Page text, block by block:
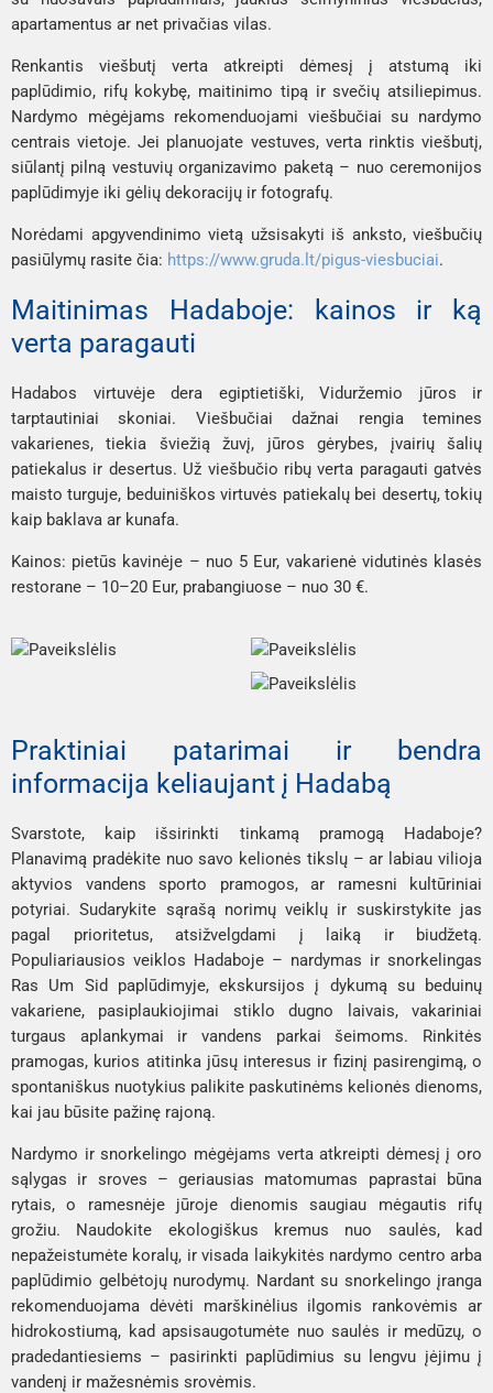
apartamentus ar net privačias vilas.
Renkantis viešbutį verta atkreipti dėmesį į atstumą iki
paplūdimio, rifų kokybę, maitinimo tipą ir svečių atsiliepimus.
Nardymo mėgėjams rekomenduojami viešbučiai su nardymo
centrais vietoje. Jei planuojate vestuves, verta rinktis viešbutį,
siūlantį pilną vestuvių organizavimo paketą – nuo ceremonijos
paplūdimyje iki gėlių dekoracijų ir fotografų.
Norėdami apgyvendinimo vietą užsisakyti iš anksto, viešbučių
pasiūlymų rasite čia: https://www.gruda.lt/pigus-viesbuciai.
Maitinimas Hadaboje: kainos ir ką
verta paragauti
Hadabos virtuvėje dera egiptietiški, Viduržemio jūros ir
tarptautiniai skoniai. Viešbučiai dažnai rengia temines
vakarienes, tiekia šviežią žuvį, jūros gėrybes, įvairių šalių
patiekalus ir desertus. Už viešbučio ribų verta paragauti gatvės
maisto turguje, beduiniškos virtuvės patiekalų bei desertų, tokių
kaip baklava ar kunafa.
Kainos: pietūs kavinėje – nuo 5 Eur, vakarienė vidutinės klasės
restorane – 10–20 Eur, prabangiuose – nuo 30 €.
Praktiniai patarimai ir bendra
informacija keliaujant į Hadabą
Svarstote, kaip išsirinkti tinkamą pramogą Hadaboje?
Planavimą pradėkite nuo savo kelionės tikslų – ar labiau vilioja
aktyvios vandens sporto pramogos, ar ramesni kultūriniai
potyriai. Sudarykite sąrašą norimų veiklų ir suskirstykite jas
pagal prioritetus, atsižvelgdami į laiką ir biudžetą.
Populiariausios veiklos Hadaboje – nardymas ir snorkelingas
Ras Um Sid paplūdimyje, ekskursijos į dykumą su beduinų
vakariene, pasiplaukiojimai stiklo dugno laivais, vakariniai
turgaus aplankymai ir vandens parkai šeimoms. Rinkitės
pramogas, kurios atitinka jūsų interesus ir fizinį pasirengimą, o
spontaniškus nuotykius palikite paskutinėms kelionės dienoms,
kai jau būsite pažinę rajoną.
Nardymo ir snorkelingo mėgėjams verta atkreipti dėmesį į oro
sąlygas ir sroves – geriausias matomumas paprastai būna
rytais, o ramesnėje jūroje dienomis saugiau mėgautis rifų
grožiu. Naudokite ekologiškus kremus nuo saulės, kad
nepažeistumėte koralų, ir visada laikykitės nardymo centro arba
paplūdimio gelbėtojų nurodymų. Nardant su snorkelingo įranga
rekomenduojama dėvėti marškinėlius ilgomis rankovėmis ar
hidrokostiumą, kad apsisaugotumėte nuo saulės ir medūzų, o
pradedantiesiems – pasirinkti paplūdimius su lengvu įėjimu į
vandenį ir mažesnėmis srovėmis.